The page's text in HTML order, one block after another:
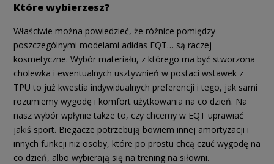
Które wybierzesz?
Właściwie można powiedzieć, że różnice pomiędzy
poszczególnymi modelami adidas EQT… są raczej
kosmetyczne. Wybór materiału, z którego ma być stworzona
cholewka i ewentualnych usztywnień w postaci wstawek z
TPU to już kwestia indywidualnych preferencji i tego, jak sami
rozumiemy wygodę i komfort użytkowania na co dzień. Na
nasz wybór wpłynie także to, czy chcemy w EQT uprawiać
jakiś sport. Biegacze potrzebują bowiem innej amortyzacji i
innych funkcji niż osoby, które po prostu chcą czuć wygodę na
co dzień, albo wybierają się na trening na siłowni.